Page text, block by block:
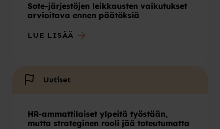
Sote-järjestöjen leikkausten vaikutukset
arvioitava ennen päätöksiä
LUE LISÄÄ
Uutiset
HR-ammattilaiset ylpeitä työstään,
mutta strateginen rooli jää toteutumatta